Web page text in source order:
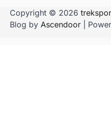
Copyright © 2026
Blog by Ascendoor |